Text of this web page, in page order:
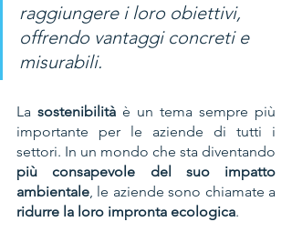
raggiungere i loro obiettivi,
offrendo vantaggi concreti e
misurabili.
La sostenibilità è un tema sempre più
importante per le aziende di tutti i
più consapevole del suo impatto
ambientale, le aziende sono chiamate a
ridurre la loro impronta ecologica.